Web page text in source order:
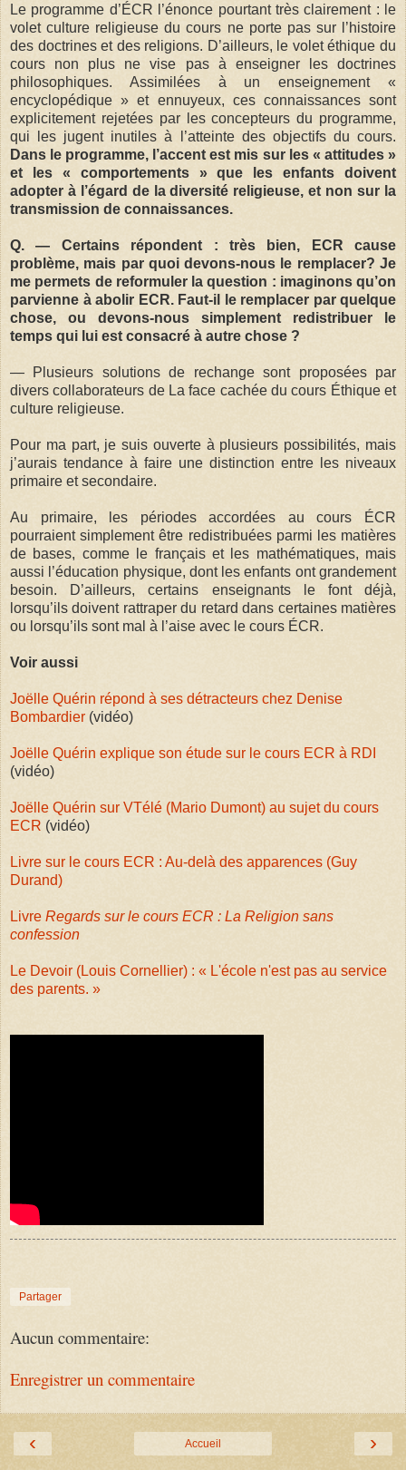
Le programme d’ÉCR l’énonce pourtant très clairement : le
volet culture religieuse du cours ne porte pas sur l’histoire
des doctrines et des religions. D’ailleurs, le volet éthique du
cours non plus ne vise pas à enseigner les doctrines
philosophiques. Assimilées à un enseignement «
encyclopédique » et ennuyeux, ces connaissances sont
explicitement rejetées par les concepteurs du programme,
qui les jugent inutiles à l’atteinte des objectifs du cours.
Dans le programme, l’accent est mis sur les « attitudes »
et les « comportements » que les enfants doivent
adopter à l’égard de la diversité religieuse, et non sur la
transmission de connaissances.
Q. — Certains répondent : très bien, ECR cause
problème, mais par quoi devons-nous le remplacer? Je
me permets de reformuler la question : imaginons qu’on
parvienne à abolir ECR. Faut-il le remplacer par quelque
chose, ou devons-nous simplement redistribuer le
temps qui lui est consacré à autre chose ?
— Plusieurs solutions de rechange sont proposées par
divers collaborateurs de La face cachée du cours Éthique et
culture religieuse.
Pour ma part, je suis ouverte à plusieurs possibilités, mais
j’aurais tendance à faire une distinction entre les niveaux
primaire et secondaire.
Au primaire, les périodes accordées au cours ÉCR
pourraient simplement être redistribuées parmi les matières
de bases, comme le français et les mathématiques, mais
aussi l’éducation physique, dont les enfants ont grandement
besoin. D’ailleurs, certains enseignants le font déjà,
lorsqu’ils doivent rattraper du retard dans certaines matières
ou lorsqu’ils sont mal à l’aise avec le cours ÉCR.
Voir aussi
Joëlle Quérin répond à ses détracteurs chez Denise
Bombardier (vidéo)
Joëlle Quérin explique son étude sur le cours ECR à RDI
(vidéo)
Joëlle Quérin sur VTélé (Mario Dumont) au sujet du cours
ECR (vidéo)
Livre sur le cours ECR : Au-delà des apparences (Guy
Durand)
Livre Regards sur le cours ECR : La Religion sans
confession
Le Devoir (Louis Cornellier) : « L'école n'est pas au service
des parents. »
Partager
Aucun commentaire:
Enregistrer un commentaire
‹ ›
Accueil